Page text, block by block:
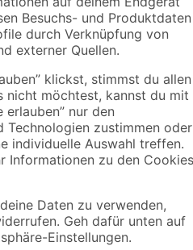
Die dargestellten Angebote sind unter
angegebenen Verfügbarkeiten beziehen
nicht für Artikel mit Speditionsversand, hier